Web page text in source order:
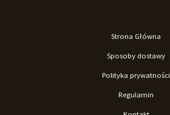
Strona Główna
Sposoby dostawy
Polityka prywatności
Regulamin